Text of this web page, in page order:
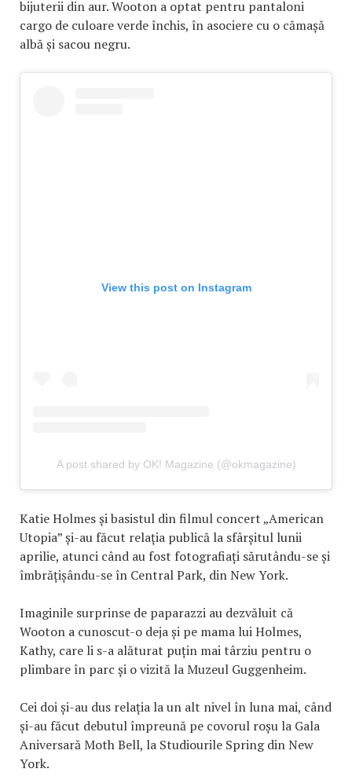
bijuterii din aur. Wooton a optat pentru pantaloni
cargo de culoare verde închis, în asociere cu o cămașă
albă și sacou negru.
View this post on Instagram
A post shared by OK! Magazine (@okmagazine)
Katie Holmes și basistul din filmul concert „American
Utopia” și-au făcut relația publică la sfârșitul lunii
aprilie, atunci când au fost fotografiați sărutându-se și
îmbrățișându-se în Central Park, din New York.
Imaginile surprinse de paparazzi au dezvăluit că
Wooton a cunoscut-o deja și pe mama lui Holmes,
Kathy, care li s-a alăturat puțin mai târziu pentru o
plimbare în parc și o vizită la Muzeul Guggenheim.
Cei doi și-au dus relația la un alt nivel în luna mai, când
și-au făcut debutul împreună pe covorul roșu la Gala
Aniversară Moth Bell, la Studiourile Spring din New
York.